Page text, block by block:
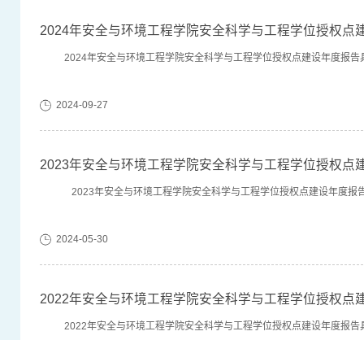
2024年安全与环境工程学院安全科学与工程学位授权点
2024年安全与环境工程学院安全科学与工程学位授权点建设年度报告
2024-09-27
2023年安全与环境工程学院安全科学与工程学位授权点
2023年安全与环境工程学院安全科学与工程学位授权点建设年度报
2024-05-30
2022年安全与环境工程学院安全科学与工程学位授权点
2022年安全与环境工程学院安全科学与工程学位授权点建设年度报告